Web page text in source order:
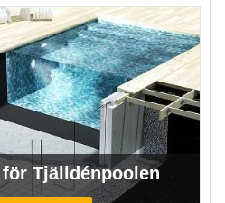
Tjälldénpoolen